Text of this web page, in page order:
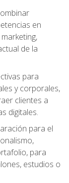
en
de la
para
y corporales,
clientes a
digitales.
para el
para
estudios o